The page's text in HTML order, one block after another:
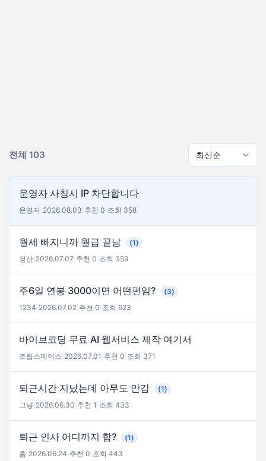
전체 103
운영자 사칭시 IP 차단합니다
운영자 2026.08.03 추천 0 조회 358
월세 빠지니까 월급 끝남
(1)
정산 2026.07.07 추천 0 조회 359
주6일 연봉 3000이면 어떤편임?
(3)
1234 2026.07.02 추천 0 조회 623
바이브코딩 무료 AI 웹서비스 제작 여기서
조립스페이스 2026.07.01 추천 0 조회 371
퇴근시간 지났는데 아무도 안감
(1)
그냥 2026.06.30 추천 1 조회 433
퇴근 인사 어디까지 함?
(1)
흠 2026.06.24 추천 0 조회 443